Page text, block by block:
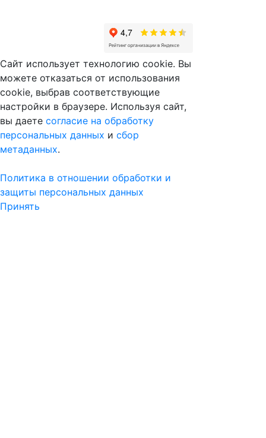
Сайт использует технологию cookie. Вы
можете отказаться от использования
cookie, выбрав соответствующие
настройки в браузере. Используя сайт,
вы даете согласие на обработку
персональных данных и сбор
метаданных.
Политика в отношении обработки и
защиты персональных данных
Принять